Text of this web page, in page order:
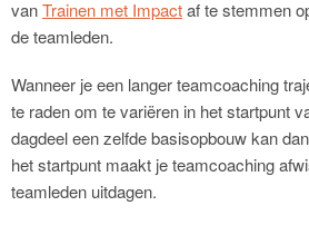
vanTrainen met Impactaf te stemmen
de teamleden.
Wanneer je een langer teamcoaching
te raden om te variëren in het startpunt
dagdeel een zelfde basisopbouw kan
het startpunt maakt je teamcoaching
teamleden uitdagen.